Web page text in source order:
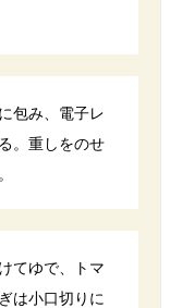
包み、電子レ
。重しをのせ
てゆで、トマ
は小口切りに